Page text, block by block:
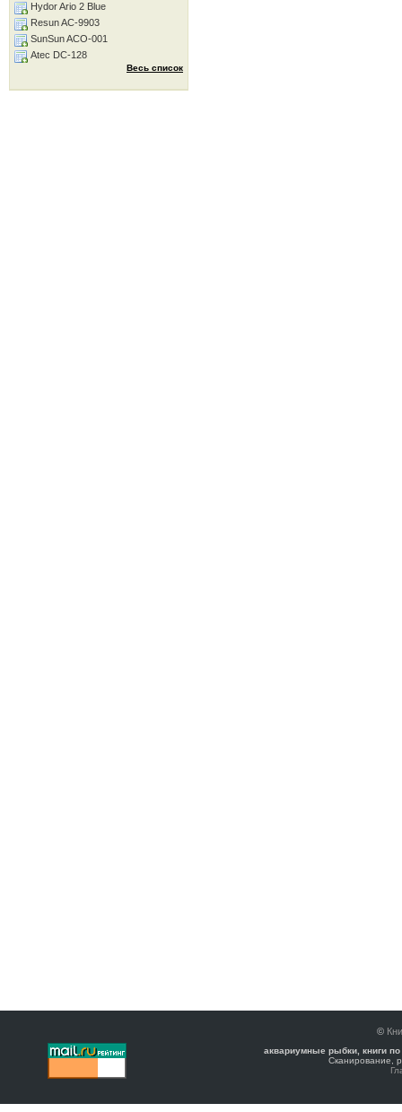
Hydor Ario 2 Blue
Resun AC-9903
SunSun ACO-001
Atec DC-128
Весь список
©
аквариумные рыбки, книги
Сканирование,